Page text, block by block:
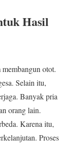
Hasil
otot.
Selain itu,
Banyak pria
orang lain.
Karena itu,
Proses